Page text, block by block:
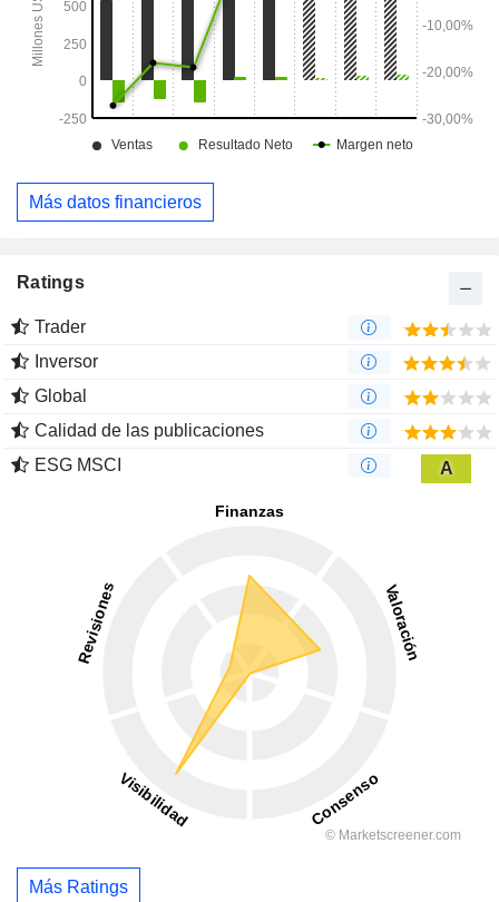
Más datos financieros
Ratings
Trader
Inversor
Global
Calidad de las publicaciones
ESG MSCI
A
Más Ratings